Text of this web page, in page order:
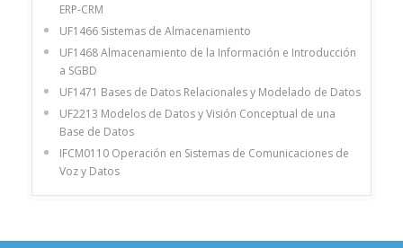
ERP-CRM
UF1466 Sistemas de Almacenamiento
UF1468 Almacenamiento de la Información e Introducción
a SGBD
UF1471 Bases de Datos Relacionales y Modelado de Datos
UF2213 Modelos de Datos y Visión Conceptual de una
Base de Datos
IFCM0110 Operación en Sistemas de Comunicaciones de
Voz y Datos